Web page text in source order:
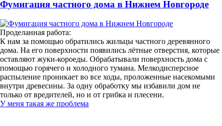
Фумигация частного дома в Нижнем Новгороде
Проделанная работа:
К нам за помощью обратились жильцы частного деревянного
дома. На его поверхности появились лётные отверстия, которые
оставляют жуки-короеды. Обрабатывали поверхность дома с
помощью горячего и холодного тумана. Мелкодисперсное
распыление проникает во все ходы, проложенные насекомыми
внутри древесины. За одну обработку мы избавили дом не
только от вредителей, но и от грибка и плесени.
У меня такая же проблема